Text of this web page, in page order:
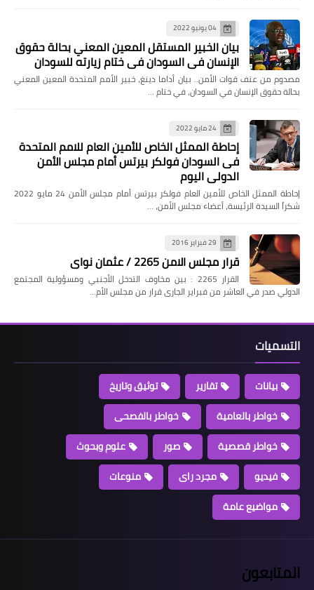
04 يونيو 2022
بيان الخبير المستقل المعين المعني بحالة حقوق
الإنسان في السودان في ختام زيارته للسودان
مصدوم من عنف قوات الأمن.. بيان أداما دينغ، خبير الأمم المتحدة المعين المعني
بحالة حقوق الإنسان في السودان، في ختام …
24 مايو 2022
إحاطة الممثل الخاص للأمين العام للامم المتحدة
فى السودان فولكر بيرتس أمام مجلس الأمن
الدولي اليوم
إحاطة الممثل الخاص للأمين العام فولكر بيرتس أمام مجلس الأمن 24 مايو 2022
شكراً السيدة الرئيسة، أعضاء مجلس الأمن، …
29 فبراير 2016
قرار مجلس الامن 2265 / عثمان نواى
القرار 2265 : بين مخاوف التدخل الأجنبي ومسؤولية المجتمع
الدولي صدر في العاشر من فبراير الجارى قرار من مجلس الأم…
التسميات
بيانات تقارير
توثيق وتاريخ
خواطر بالعامية
خواطر بالفصحى
خواطر قصصية
صور
علوم وبحوث
فيديو
مجرد راى
منوعات
مواضيع عامة
المتابعون